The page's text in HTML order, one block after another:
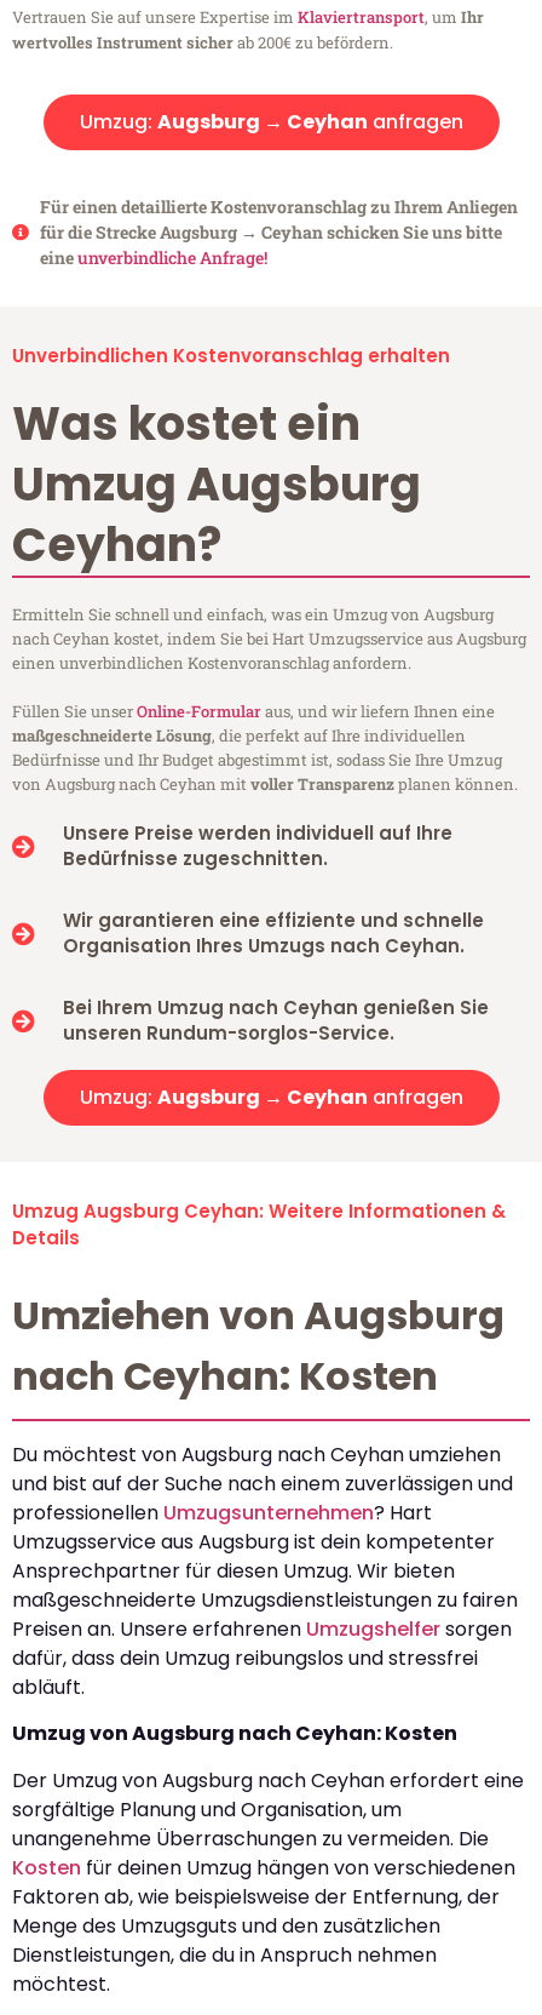
Vertrauen Sie auf unsere Expertise im Klaviertransport, um Ihr
wertvolles Instrument sicherab 200€ zu befördern.
Umzug: Augsburg → Ceyhan anfragen
Für einen detaillierte Kostenvoranschlag zu Ihrem Anliegen
für die Strecke Augsburg → Ceyhan schicken Sie uns bitte
eineunverbindliche Anfrage!
Unverbindlichen Kostenvoranschlag erhalten
Was kostet ein
Umzug Augsburg
Ceyhan?
Ermitteln Sie schnell und einfach, was ein Umzug von Augsburg
nach Ceyhan kostet, indem Sie bei Hart Umzugsservice aus Augsburg
einen unverbindlichen Kostenvoranschlag anfordern.
Füllen Sie unserOnline-Formularaus, und wir liefern Ihnen eine
maßgeschneiderte Lösung, die perfekt auf Ihre individuellen
Bedürfnisse und Ihr Budget abgestimmt ist, sodass Sie Ihre Umzug
von Augsburg nach Ceyhan mitvoller Transparenzplanen können.
Unsere Preise werden individuell auf Ihre
Bedürfnisse zugeschnitten.
Wir garantieren eine effiziente und schnelle
Organisation Ihres Umzugs nach Ceyhan.
Bei Ihrem Umzug nach Ceyhan genießen Sie
unseren Rundum-sorglos-Service.
Umzug: Augsburg → Ceyhan anfragen
Umzug Augsburg Ceyhan: Weitere Informationen &
Details
Umziehen von Augsburg
nach Ceyhan: Kosten
Du möchtest von Augsburg nach Ceyhan umziehen
und bist auf der Suche nach einem zuverlässigen und
professionellen Umzugsunternehmen? Hart
Umzugsservice aus Augsburg ist dein kompetenter
Ansprechpartner für diesen Umzug. Wir bieten
maßgeschneiderte Umzugsdienstleistungen zu fairen
Preisen an. Unsere erfahrenen Umzugshelfersorgen
dafür, dass dein Umzug reibungslos und stressfrei
abläuft.
Umzug von Augsburg nach Ceyhan: Kosten
Der Umzug von Augsburg nach Ceyhan erfordert eine
sorgfältige Planung und Organisation, um
unangenehme Überraschungen zu vermeiden. Die
Kosten für deinen Umzug hängen von verschiedenen
Faktoren ab, wie beispielsweise der Entfernung, der
Menge des Umzugsguts und den zusätzlichen
Dienstleistungen, die du in Anspruch nehmen
möchtest.